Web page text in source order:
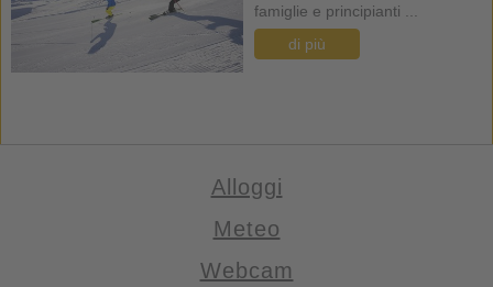
famiglie e principianti ...
di più
Alloggi
Meteo
Webcam